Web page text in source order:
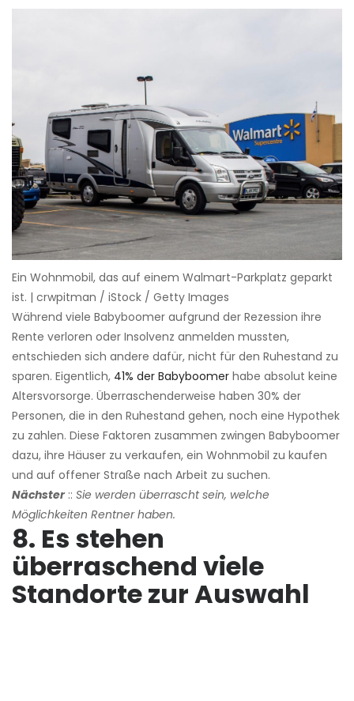
Ein Wohnmobil, das auf einem Walmart-Parkplatz geparkt
ist. | crwpitman / iStock / Getty Images
Während viele Babyboomer aufgrund der Rezession ihre
Rente verloren oder Insolvenz anmelden mussten,
entschieden sich andere dafür, nicht für den Ruhestand zu
sparen. Eigentlich, 41% der Babyboomer habe absolut keine
Altersvorsorge. Überraschenderweise haben 30% der
Personen, die in den Ruhestand gehen, noch eine Hypothek
zu zahlen. Diese Faktoren zusammen zwingen Babyboomer
dazu, ihre Häuser zu verkaufen, ein Wohnmobil zu kaufen
und auf offener Straße nach Arbeit zu suchen.
Nächster :: Sie werden überrascht sein, welche
Möglichkeiten Rentner haben.
8. Es stehen
überraschend viele
Standorte zur Auswahl